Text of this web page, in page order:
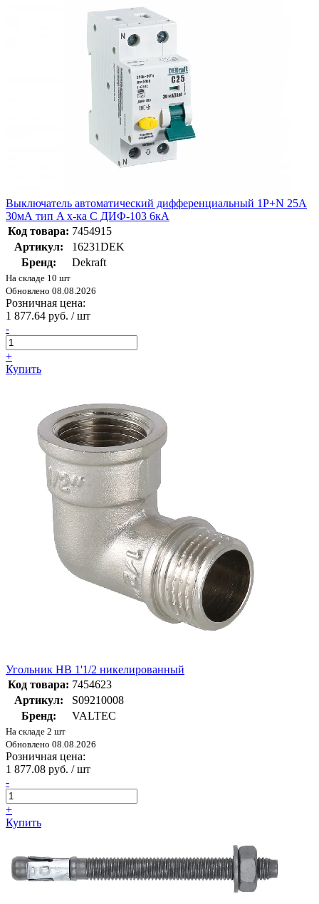
Выключатель автоматический дифференциальный 1Р+N 25А
30мА тип A х-ка С ДИФ-103 6кА
Код товара: 7454915
Артикул:
16231DEK
Бренд:
Dekraft
На складе 10 шт
Обновлено 08.08.2026
Розничная цена:
1 877.64 руб. / шт
-
+
Купить
Угольник НВ 1'1/2 никелированный
Код товара: 7454623
Артикул:
S09210008
Бренд:
VALTEC
На складе 2 шт
Обновлено 08.08.2026
Розничная цена:
1 877.08 руб. / шт
-
+
Купить